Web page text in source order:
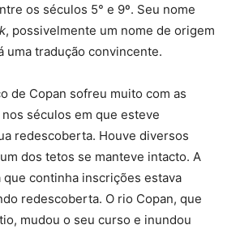
os séculos 5° e 9º. Seu nome
, possivelmente um nome de origem
uma tradução convincente.
de Copan sofreu muito com as
séculos em que esteve
redescoberta. Houve diversos
dos tetos se manteve intacto. A
continha inscrições estava
redescoberta. O rio Copan, que
mudou o seu curso e inundou